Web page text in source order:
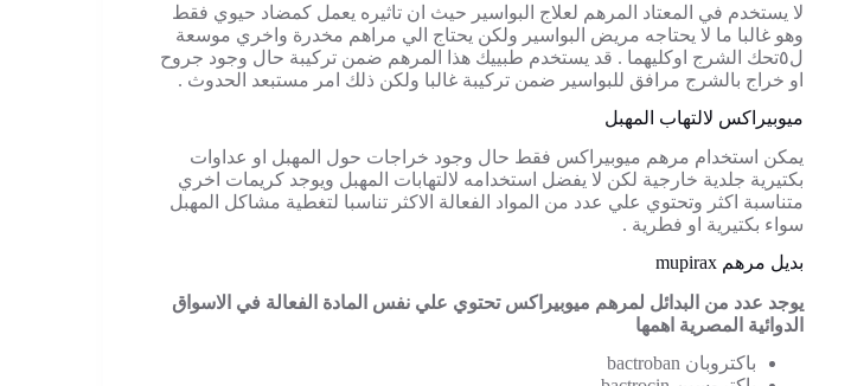
لا يستخدم في المعتاد المرهم لعلاج البواسير حيث ان تاثيره يعمل كمضاد حيوي فقط
وهو غالبا ما لا يحتاجه مريض البواسير ولكن يحتاج الي مراهم مخدرة واخري موسعة
ل٥تحك الشرج اوكليهما . قد يستخدم طبييك هذا المرهم ضمن تركيبة حال وجود جروح
او خراج بالشرج مرافق للبواسير ضمن تركيبة غالبا ولكن ذلك امر مستبعد الحدوث .
ميوبيراكس لالتهاب المهبل
يمكن استخدام مرهم ميوبيراكس فقط حال وجود خراجات حول المهبل او عداوات
بكتيرية جلدية خارجية لكن لا يفضل استخدامه لالتهابات المهبل ويوجد كريمات اخري
متناسبة اكثر وتحتوي علي عدد من المواد الفعالة الاكثر تناسبا لتغطية مشاكل المهبل
سواء بكتيرية او فطرية .
بديل مرهم mupirax
يوجد عدد من البدائل لمرهم ميوبيراكس تحتوي علي نفس المادة الفعالة في الاسواق
الدوائية المصرية اهمها
باكتروبان bactroban